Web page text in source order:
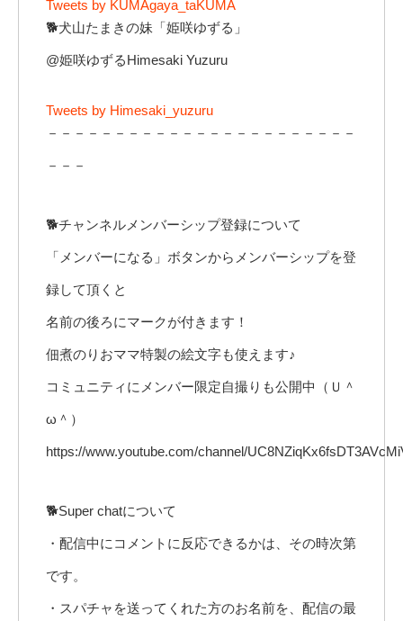
Tweets by KUMAgaya_taKUMA
🐕犬山たまきの妹「姫咲ゆずる」
@姫咲ゆずるHimesaki Yuzuru
Tweets by Himesaki_yuzuru
－－－－－－－－－－－－－－－－－－－－－－－
－－－
🐕チャンネルメンバーシップ登録について
「メンバーになる」ボタンからメンバーシップを登
録して頂くと
名前の後ろにマークが付きます！
佃煮のりおママ特製の絵文字も使えます♪
コミュニティにメンバー限定自撮りも公開中（Ｕ＾
ω＾）
https://www.youtube.com/channel/
🐕Super chatについて
・配信中にコメントに反応できるかは、その時次第
です。
・スパチャを送ってくれた方のお名前を、配信の最